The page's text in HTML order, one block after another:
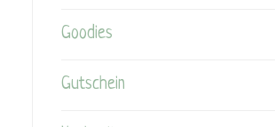
Goodies
Gutschein